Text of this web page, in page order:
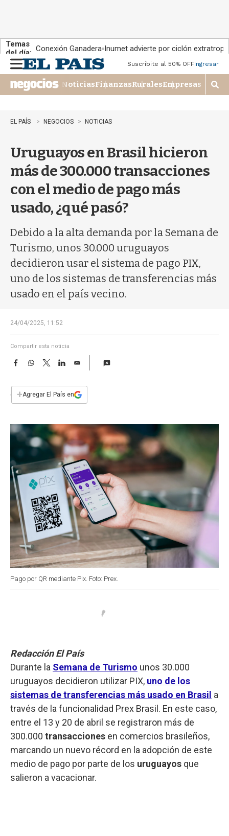
Temas
del día: Conexión Ganadera Inumet advierte por ciclón
n
u
Suscribite al 50% OFFIngresar
NoticiasFinanzasRuralesEmpresas
M
o
a
EL PAÍS NEGOCIOS NOTICIAS
Uruguayos en Brasil hicieron
más de 300.000 transacciones
con el medio de pago más
usado, ¿qué pasó?
Debido a la alta demanda por la Semana de
Turismo, unos 30.000 uruguayos
decidieron usar el sistema de pago PIX,
uno de los sistemas de transferencias más
usado en el país vecino.
24/04/2025, 11:52
Compartir esta noticia
F
e
b
k
W
s
T
w
t
L
n
E
i
l
+Agregar El País en
Pago por QR mediante Pix. Foto: Prex.
Redacción El País
Durante la Semana de Turismo unos 30.000
uruguayos decidieron utilizar PIX, uno de los
sistemas de transferencias más usado en Brasil a
través de la funcionalidad Prex Brasil. En este caso,
entre el 13 y 20 de abril se registraron más de
300.000 transacciones en comercios brasileños,
marcando un nuevo récord en la adopción de este
medio de pago por parte de los uruguayos que
salieron a vacacionar.